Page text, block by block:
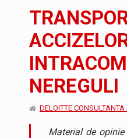
STIRI
ARTICOLE
NEREGULI
DELOITTE CONSULTANTA
Material de